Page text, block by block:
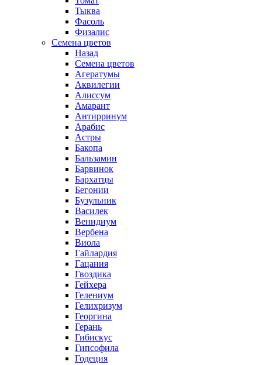
Тыква
Фасоль
Физалис
Семена цветов
Назад
Семена цветов
Агератумы
Аквилегии
Алиссум
Амарант
Антирринум
Арабис
Астры
Бакопа
Бальзамин
Барвинок
Бархатцы
Бегонии
Бузульник
Василек
Венидиум
Вербена
Виола
Гайлардия
Гацания
Гвоздика
Гейхера
Гелениум
Гелихризум
Георгина
Герань
Гибискус
Гипсофила
Годеция